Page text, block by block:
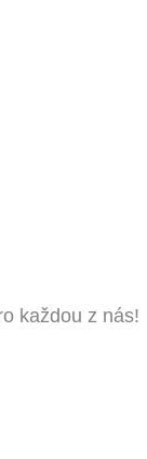
každou z nás!